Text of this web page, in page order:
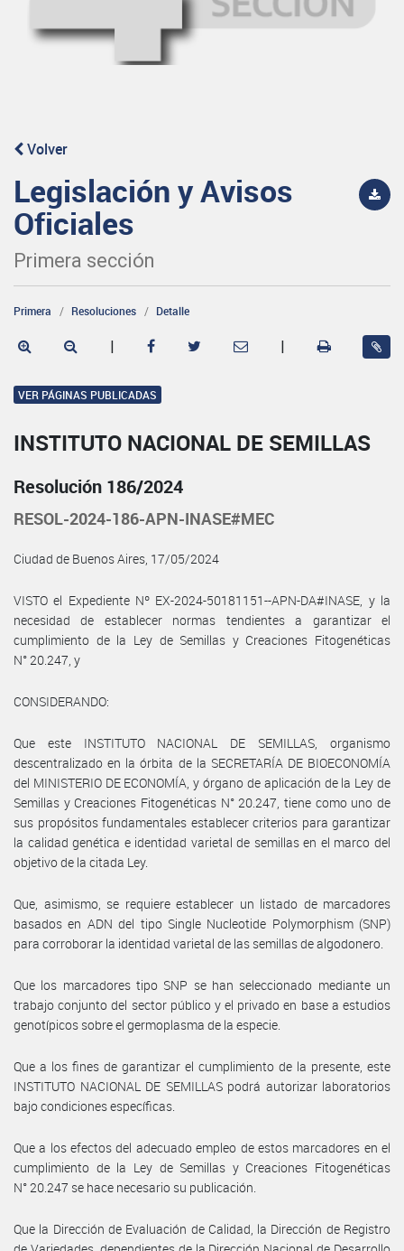
Volver
Legislación y Avisos
Oficiales
Primera sección
Primera Resoluciones Detalle
| |
VER PÁGINAS PUBLICADAS
INSTITUTO NACIONAL DE SEMILLAS
Resolución 186/2024
RESOL-2024-186-APN-INASE#MEC
Ciudad de Buenos Aires, 17/05/2024
VISTO el Expediente Nº EX-2024-50181151--APN-DA#INASE, y la
necesidad de establecer normas tendientes a garantizar el
cumplimiento de la Ley de Semillas y Creaciones Fitogenéticas
N° 20.247, y
CONSIDERANDO:
Que este INSTITUTO NACIONAL DE SEMILLAS, organismo
descentralizado en la órbita de la SECRETARÍA DE BIOECONOMÍA
del MINISTERIO DE ECONOMÍA, y órgano de aplicación de la Ley de
Semillas y Creaciones Fitogenéticas N° 20.247, tiene como uno de
sus propósitos fundamentales establecer criterios para garantizar
la calidad genética e identidad varietal de semillas en el marco del
objetivo de la citada Ley.
Que, asimismo, se requiere establecer un listado de marcadores
basados en ADN del tipo Single Nucleotide Polymorphism (SNP)
para corroborar la identidad varietal de las semillas de algodonero.
Que los marcadores tipo SNP se han seleccionado mediante un
trabajo conjunto del sector público y el privado en base a estudios
genotípicos sobre el germoplasma de la especie.
Que a los fines de garantizar el cumplimiento de la presente, este
INSTITUTO NACIONAL DE SEMILLAS podrá autorizar laboratorios
bajo condiciones específicas.
Que a los efectos del adecuado empleo de estos marcadores en el
cumplimiento de la Ley de Semillas y Creaciones Fitogenéticas
N° 20.247 se hace necesario su publicación.
Que la Dirección de Evaluación de Calidad, la Dirección de Registro